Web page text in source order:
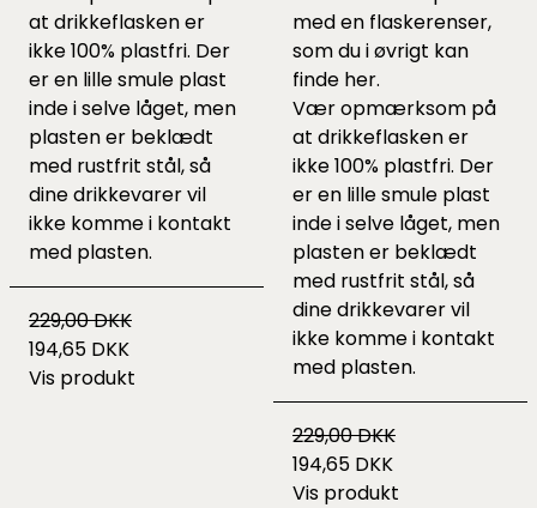
at drikkeflasken er
ikke 100% plastfri. Der
er en lille smule plast
inde i selve låget, men
plasten er beklædt
med rustfrit stål, så
dine drikkevarer vil
ikke komme i kontakt
med plasten.
229,00 DKK
194,65 DKK
Vis produkt
med en flaskerenser,
som du i øvrigt kan
finde her.
Vær opmærksom på
at drikkeflasken er
ikke 100% plastfri. Der
er en lille smule plast
inde i selve låget, men
plasten er beklædt
med rustfrit stål, så
dine drikkevarer vil
ikke komme i kontakt
med plasten.
229,00 DKK
194,65 DKK
Vis produkt